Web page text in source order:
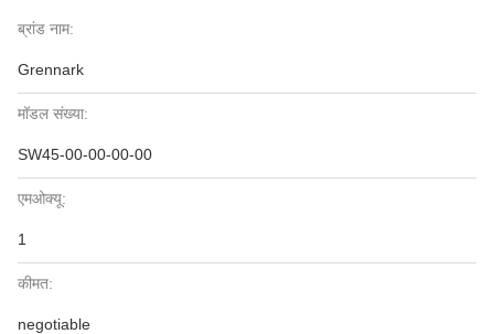
ब्रांड नाम:
Grennark
मॉडल संख्या:
SW45-00-00-00-00
एमओक्यू:
1
कीमत:
negotiable